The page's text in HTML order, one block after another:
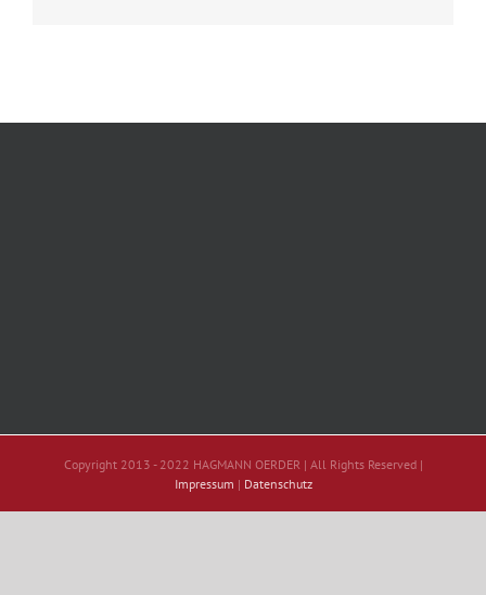
Copyright 2013 - 2022 HAGMANN OERDER | All Rights Reserved |
Impressum | Datenschutz